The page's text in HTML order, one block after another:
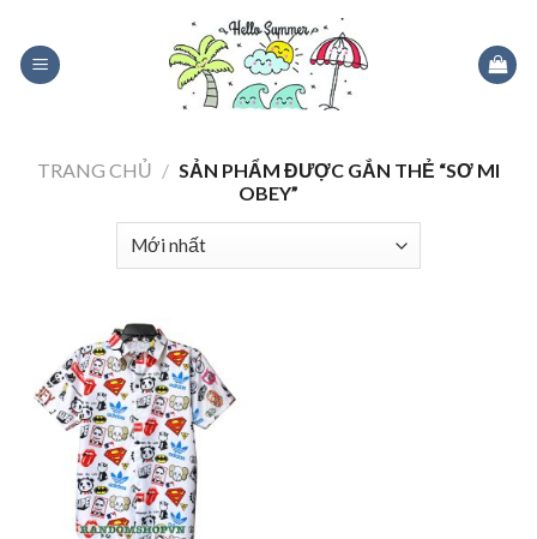
content
TRANG CHỦ / SẢN PHẨM ĐƯỢC GẮN THẺ “SƠ MI
OBEY”